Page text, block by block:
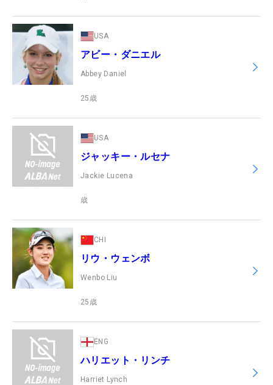
USA
アビー・ダニエル
Abbey Daniel
25 歳
USA
ジャッキー・ルセナ
Jackie Lucena
歳
CHI
リウ・ウェンボ
Wenbo Liu
25 歳
ENG
ハリエット・リンチ
Harriet Lynch